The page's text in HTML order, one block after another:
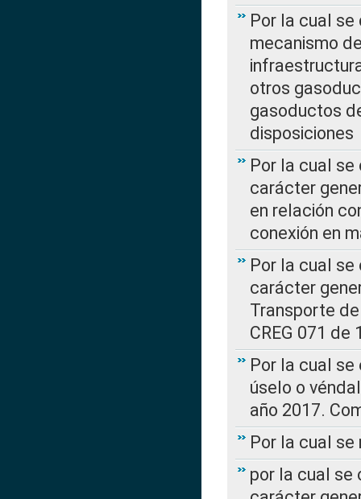
Por la cual se
mecanismo
otros
gasoductos
disposiciones
Por la cual
carácter
en relación
conexión en
Por la cual
carácter
Transporte
CREG 071 de
Por la cual
úselo o
año 2017.
Por la cual se
por la cual se